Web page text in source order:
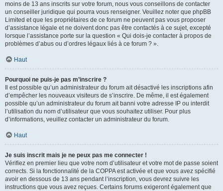
moins de 13 ans inscrits sur votre forum, nous vous conseillons de contacter
un conseiller juridique qui pourra vous renseigner. Veuillez noter que phpBB
Limited et que les propriétaires de ce forum ne peuvent pas vous proposer
d’assistance légale et ne doivent donc pas être contactés à ce sujet, excepté
lorsque l’assistance porte sur la question « Qui dois-je contacter à propos de
problèmes d’abus ou d’ordres légaux liés à ce forum ? ».
Haut
Pourquoi ne puis-je pas m’inscrire ?
Il est possible qu’un administrateur du forum ait désactivé les inscriptions afin
d’empêcher les nouveaux visiteurs de s’inscrire. De même, il est également
possible qu’un administrateur du forum ait banni votre adresse IP ou interdit
l’utilisation du nom d’utilisateur que vous souhaitez utiliser. Pour plus
d’informations, veuillez contacter un administrateur du forum.
Haut
Je suis inscrit mais je ne peux pas me connecter !
Vérifiez en premier lieu que votre nom d’utilisateur et votre mot de passe soient
corrects. Si la fonctionnalité de la COPPA est activée et que vous avez spécifié
avoir en dessous de 13 ans pendant l’inscription, vous devrez suivre les
instructions que vous avez reçues. Certains forums exigeront également que